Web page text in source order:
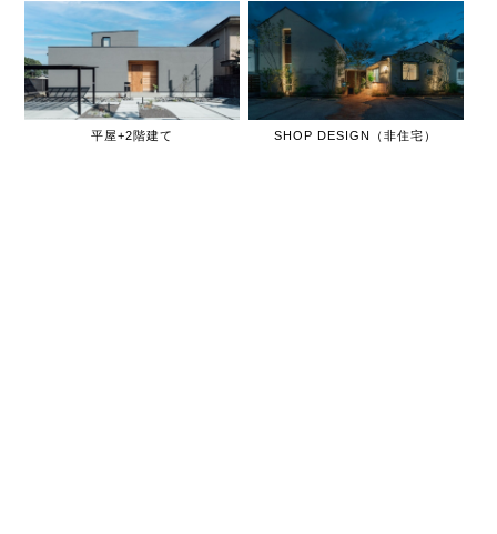
平屋+2階建て SHOP DESIGN（非住宅）